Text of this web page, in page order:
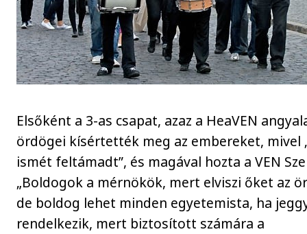
Elsőként a 3-as csapat, azaz a HeaVEN
ördögei kísértették meg az embereket, mivel
ismét feltámadt”, és magával hozta a VEN
„Boldogok a mérnökök, mert elviszi őket az
de boldog lehet minden egyetemista, ha
rendelkezik, mert biztosított számára a